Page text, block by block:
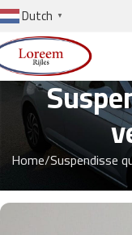
Dutch ▼
Home Suspendisse